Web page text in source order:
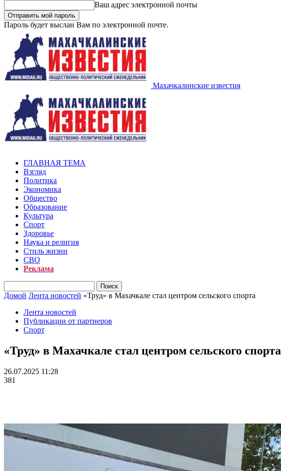
Ваш адрес электронной почты
Пароль будет выслан Вам по электронной почте.
Махачкалинские известия
ГЛАВНАЯ ТЕМА
Взгляд
Политика
Экономика
Общество
Образование
Культура
Спорт
Здоровье
Наука и религия
Стиль жизни
СВО
Реклама
Домой Лента новостей «Труд» в Махачкале стал центром сельского спорта
Лента новостей
Публикации от партнеров
Спорт
«Труд» в Махачкале стал центром сельского спорта
26.07.2025 11:28
381